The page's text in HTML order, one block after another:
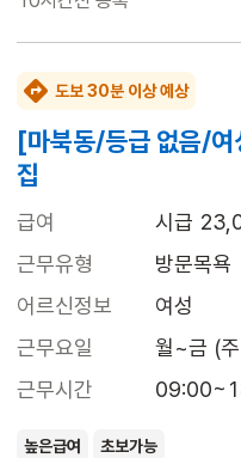
도보 30분 이상 예상
[마북동/등급 없음/
집
급여
시급
근무유형
방문목욕
어르신정보
여성
근무요일
월~금 (
근무시간
높은급여 초보가능